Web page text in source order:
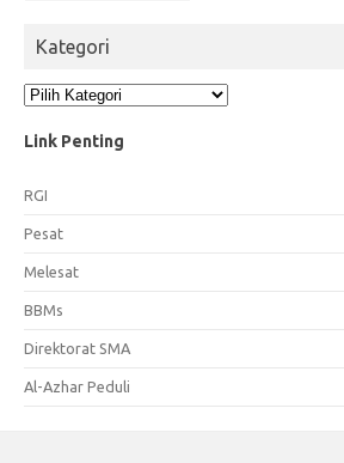
Kategori
Kategori
Link Penting
RGI
Pesat
Melesat
BBMs
Direktorat SMA
Al-Azhar Peduli